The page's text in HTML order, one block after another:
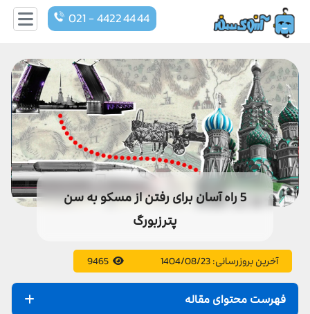
021 - 4422 44 44
5 راه آسان برای رفتن از مسکو به سن
پترزبورگ
آخرین بروزرسانی:1404/08/23
فهرست محتوای مقاله